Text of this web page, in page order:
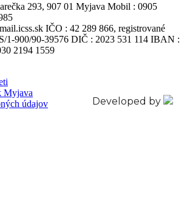
293, 907 01 Myjava Mobil : 0905
IČO : 42 289 866, registrované
1-900/90-39576 DIČ : 2023 531 114 IBAN :
2194 1559
Myjava
údajov
Developed by